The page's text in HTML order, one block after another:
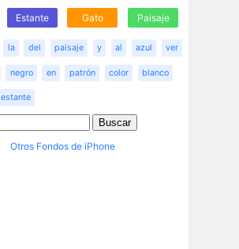
Estante Gato Paisaje
la del paisaje y al azul ver
negro en patrón color blanco
estante
Otros Fondos de iPhone